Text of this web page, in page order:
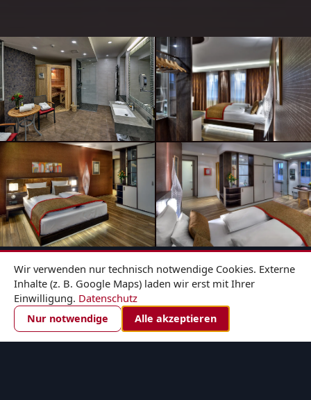
ZIMMER BUCHEN
Wir verwenden nur technisch notwendige Cookies. Externe
Inhalte (z. B. Google Maps) laden wir erst mit Ihrer
Einwilligung. Datenschutz
Nur notwendige Alle akzeptieren